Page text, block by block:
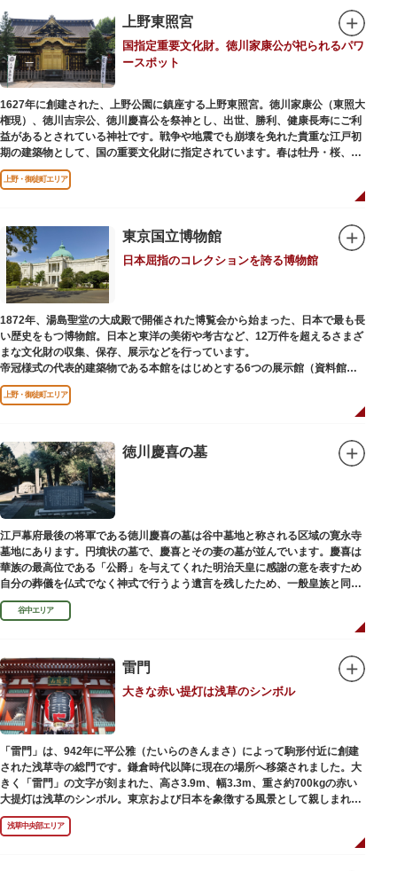
観光客が訪れ、買い物や散策を楽しんでいます。
上野東照宮
国指定重要文化財。徳川家康公が祀られるパワ
ースポット
1627年に創建された、上野公園に鎮座する上野東照宮。徳川家康公（東照大
権現）、徳川吉宗公、徳川慶喜公を祭神とし、出世、勝利、健康長寿にご利
益があるとされている神社です。戦争や地震でも崩壊を免れた貴重な江戸初
期の建築物として、国の重要文化財に指定されています。春は牡丹・桜、秋
は紅葉やダリア展、お正月は初詣や冬ぼたん鑑賞の地として、年間を通して
国内外からの参拝者で賑わうスポットです。
軍・徳川家光公が、日光東照宮までお参りに行けない江戸の人々のために建
てられたそう。社殿内部は文化財保護のため通常は非公開ですが、特別公開
が実施されることもあるので、拝観を申し込んでみてはいかがでしょうか。
授与所では、期間・数量限定のお守りや御朱印も授与されているので要チェ
ック。手塚治虫のユニコのお守りなど愛らしいものがありますよ。
上野・御徒町エリア
東京国立博物館
日本屈指のコレクションを誇る博物館
1872年、湯島聖堂の大成殿で開催された博覧会から始まった、日本で最も長
い歴史をもつ博物館。日本と東洋の美術や考古など、12万件を超えるさまざ
まな文化財の収集、保存、展示などを行っています。
帝冠様式の代表的建築物である本館をはじめとする6つの展示館（資料館）
からなり、89件の国宝を所蔵。常に貴重な文化財を公開し、講座や講演会、
ワークショップなどを実施しています。国宝や重要文化財などの名品をたど
りながら、真の美術史を堪能し価値あるひと時を過ごしてみてはいかがでし
吹き抜けのエントランスに大理石の大階段がある本館では、壁時計やステン
ドグラスなど格調高い内部装飾にも注目してみてください。初めて来館する
方や時間が限られている方などに向け提案されたコース（日本美術入門／た
てものめぐり／仏像大好き）を参考にめぐるのも良いでしょう。
敷地内にはレストランやミュージアムショップのほか緑豊かな庭園も。季節
ごとの彩りを感じながらゆったりと散策するのもおすすめです。
上野・御徒町エリア
徳川慶喜の墓
江戸幕府最後の将軍である徳川慶喜の墓は谷中墓地と称される区域の寛永寺
墓地にあります。円墳状の墓で、慶喜とその妻の墓が並んでいます。慶喜は
華族の最高位である「公爵」を与えてくれた明治天皇に感謝の意を表すため
自分の葬儀を仏式でなく神式で行うよう遺言を残したため、一般皇族と同じ
ような円墳が建てられました。
谷中エリア
雷門
大きな赤い提灯は浅草のシンボル
「雷門」は、942年に平公雅（たいらのきんまさ）によって駒形付近に創建
された浅草寺の総門です。鎌倉時代以降に現在の場所へ移築されました。大
きく「雷門」の文字が刻まれた、高さ3.9m、幅3.3m、重さ約700kgの赤い
大提灯は浅草のシンボル。東京および日本を象徴する風景として親しまれ、
フォトスポットとしても国内外の観光客を魅了し続けています。
提灯の底部に施された見事な龍の彫刻や、門の北側（風神雷神の背後）に安
置されている浅草寺の護法善神「天龍像」と「金龍像」も見どころ。正式名
浅草中央部エリア